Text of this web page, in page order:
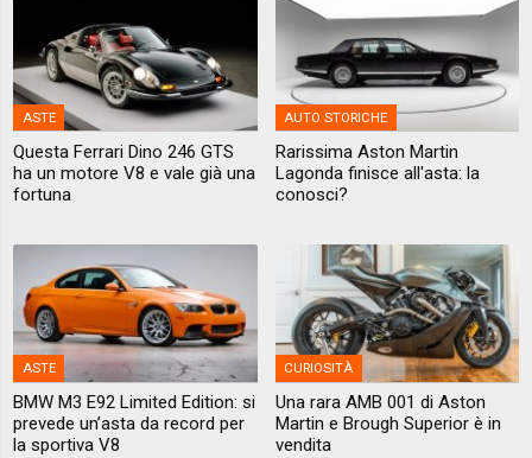
ASTE
Questa Ferrari Dino 246 GTS
ha un motore V8 e vale già una
fortuna
AUTO STORICHE
Rarissima Aston Martin
Lagonda finisce all'asta: la
conosci?
ASTE
BMW M3 E92 Limited Edition: si
prevede un’asta da record per
la sportiva V8
CURIOSITÀ
Una rara AMB 001 di Aston
Martin e Brough Superior è in
vendita